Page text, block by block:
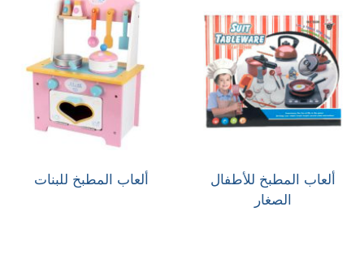
ألعاب المطبخ للأطفال
الصغار
ألعاب المطبخ للبنات